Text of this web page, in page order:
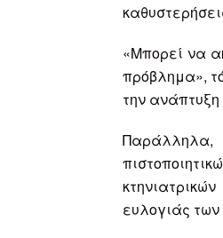
«Μπορεί να
πρόβλημα»,
την
Παράλληλα,
ευλογιάς